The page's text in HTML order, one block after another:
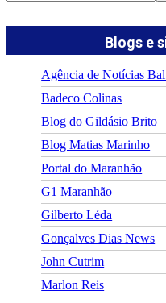
Blogs e
Agência de Notícias
Badeco Colinas
Blog do Gildásio Brito
Blog Matias Marinho
Portal do Maranhão
G1 Maranhão
Gilberto Léda
Gonçalves Dias News
John Cutrim
Marlon Reis